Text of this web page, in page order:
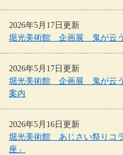
2026年5月17日更新
堀光美術館 企画展 鬼が云
2026年5月17日更新
堀光美術館 企画展 鬼が云
案内
2026年5月16日更新
堀光美術館 あじさい祭りコ
座」